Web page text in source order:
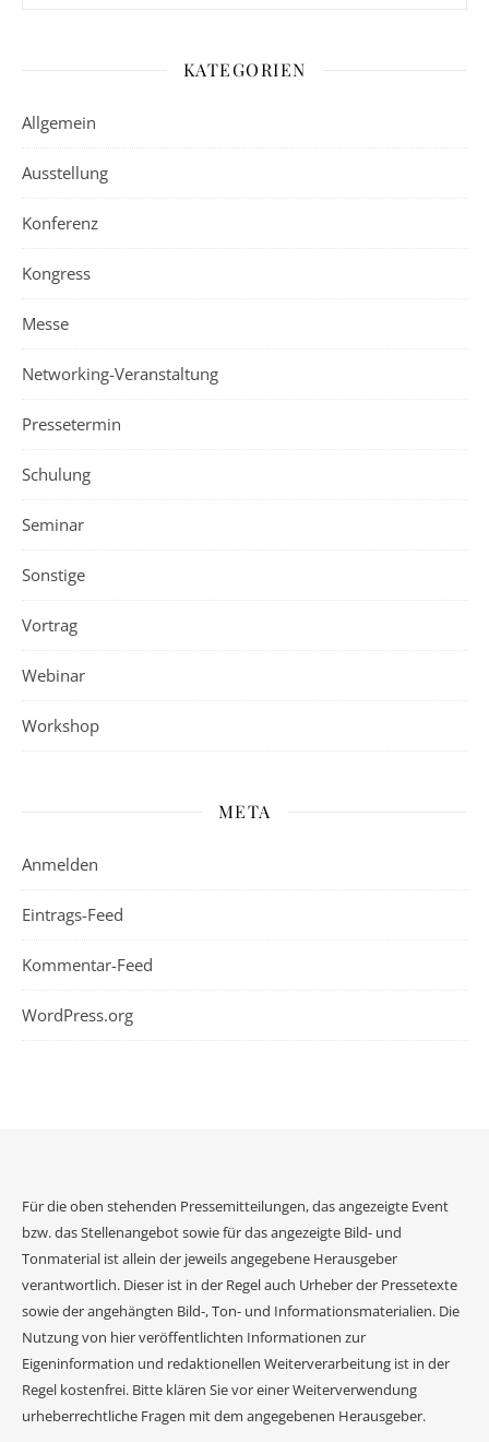
KATEGORIEN
Allgemein
Ausstellung
Konferenz
Kongress
Messe
Networking-Veranstaltung
Pressetermin
Schulung
Seminar
Sonstige
Vortrag
Webinar
Workshop
META
Anmelden
Eintrags-Feed
Kommentar-Feed
WordPress.org
Für die oben stehenden Pressemitteilungen, das angezeigte Event
bzw. das Stellenangebot sowie für das angezeigte Bild- und
Tonmaterial ist allein der jeweils angegebene Herausgeber
verantwortlich. Dieser ist in der Regel auch Urheber der Pressetexte
sowie der angehängten Bild-, Ton- und Informationsmaterialien. Die
Nutzung von hier veröffentlichten Informationen zur
Eigeninformation und redaktionellen Weiterverarbeitung ist in der
Regel kostenfrei. Bitte klären Sie vor einer Weiterverwendung
urheberrechtliche Fragen mit dem angegebenen Herausgeber.